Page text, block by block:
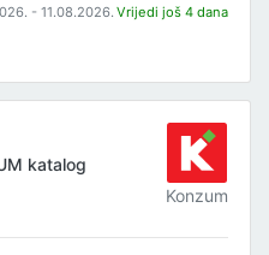
- 11.08.2026. Vrijedi još 4 dana
katalog
Konzum